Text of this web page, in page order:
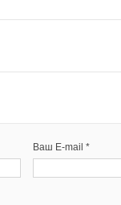
Ваш E-mail *